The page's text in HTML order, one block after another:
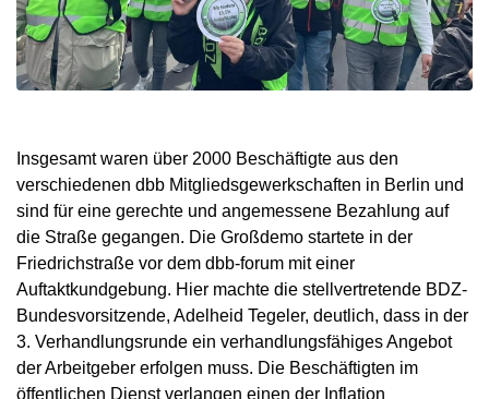
Insgesamt waren über 2000 Beschäftigte aus den
verschiedenen dbb Mitgliedsgewerkschaften in Berlin und
sind für eine gerechte und angemessene Bezahlung auf
die Straße gegangen. Die Großdemo startete in der
Friedrichstraße vor dem dbb-forum mit einer
Auftaktkundgebung. Hier machte die stellvertretende BDZ-
Bundesvorsitzende, Adelheid Tegeler, deutlich, dass in der
3. Verhandlungsrunde ein verhandlungsfähiges Angebot
der Arbeitgeber erfolgen muss. Die Beschäftigten im
öffentlichen Dienst verlangen einen der Inflation